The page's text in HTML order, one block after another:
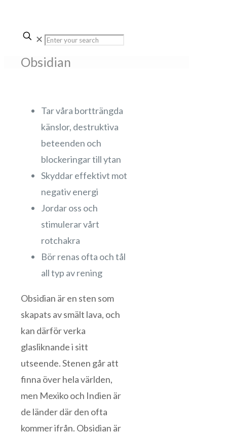
✕
Obsidian
Tar våra bortträngda
känslor, destruktiva
beteenden och
blockeringar till ytan
Skyddar effektivt mot
negativ energi
Jordar oss och
stimulerar vårt
rotchakra
Bör renas ofta och tål
all typ av rening
Obsidian är en sten som
skapats av smält lava, och
kan därför verka
glasliknande i sitt
utseende. Stenen går att
finna över hela världen,
men Mexiko och Indien är
de länder där den ofta
kommer ifrån. Obsidian är